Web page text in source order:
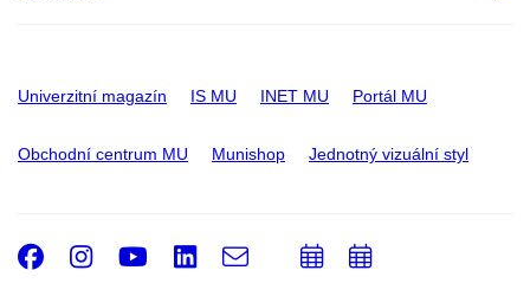
Univerzitní magazín IS MU INET MU Portál MU
Obchodní centrum MU Munishop Jednotný vizuální styl
Facebook
Instagram
Youtube
LinkedIn
e-
PřidatPřidat